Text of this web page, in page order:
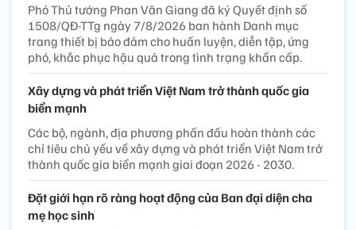
Phó Thủ tướng Phan Văn Giang đã ký Quyết định số
1508/QĐ-TTg ngày 7/8/2026 ban hành Danh mục
trang thiết bị bảo đảm cho huấn luyện, diễn tập, ứng
phó, khắc phục hậu quả trong tình trạng khẩn cấp.
Xây dựng và phát triển Việt Nam trở thành quốc gia
biển mạnh
Các bộ, ngành, địa phương phấn đấu hoàn thành các
chỉ tiêu chủ yếu về xây dựng và phát triển Việt Nam trở
thành quốc gia biển mạnh giai đoạn 2026 - 2030.
Đặt giới hạn rõ ràng hoạt động của Ban đại diện cha
mẹ học sinh